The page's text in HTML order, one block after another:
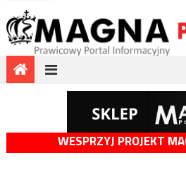
WESPRZYJ PROJEKT